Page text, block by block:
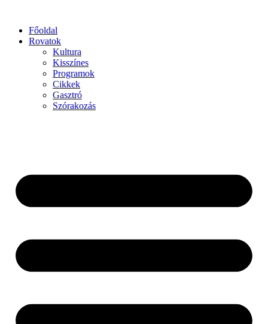
Főoldal
Rovatok
Kultura
Kisszínes
Programok
Cikkek
Gasztró
Szórakozás